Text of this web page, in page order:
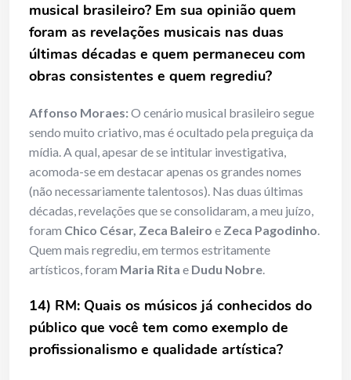
musical brasileiro? Em sua opinião quem
foram as revelações musicais nas duas
últimas décadas e quem permaneceu com
obras consistentes e quem regrediu?
Affonso Moraes:O cenário musical brasileiro segue
sendo muito criativo, mas é ocultado pela preguiça da
mídia. A qual, apesar de se intitular investigativa,
acomoda-se em destacar apenas os grandes nomes
(não necessariamente talentosos). Nas duas últimas
décadas, revelações que se consolidaram, a meu juízo,
foram Chico César, Zeca Baleiro e Zeca Pagodinho.
Quem mais regrediu, em termos estritamente
artísticos, foram Maria Rita e Dudu Nobre.
14) RM: Quais os músicos já conhecidos do
público que você tem como exemplo de
profissionalismo e qualidade artística?